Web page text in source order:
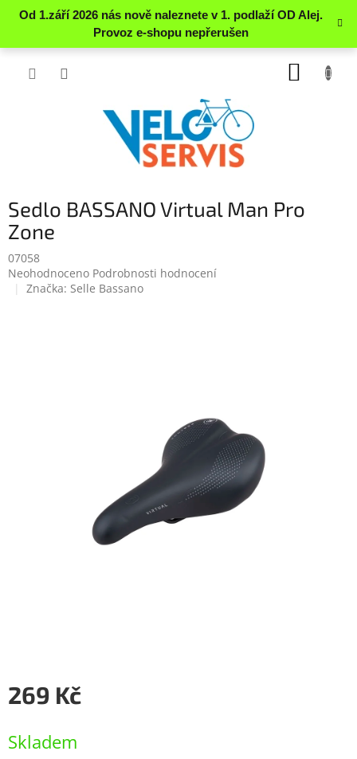
Přejít
Sedlo BASSANO Virtual Man Pro
Zone
07058
Průměrné
hodnocení
Neohodnoceno Podrobnosti hodnocení
Značka: Selle Bassano
269 Kč
cena:
Skladem